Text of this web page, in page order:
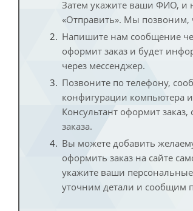
Затем укажите ваши ФИО, и
«Отправить». Мы позвоним,
Напишите нам сообщение
оформит заказ и будет
через мессенджер.
Позвоните по телефону,
конфигурации компьютера
Консультант оформит
заказа.
Вы можете добавить
оформить заказ на сайте
укажите ваши
уточним детали и сообщим